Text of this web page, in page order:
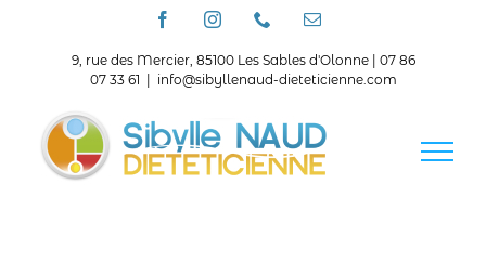
FacebookInstagramTéléphoneEmail
9, rue des Mercier, 85100 Les Sables d'Olonne | 07 86
07 33 61
info@sibyllenaud-dieteticienne.com